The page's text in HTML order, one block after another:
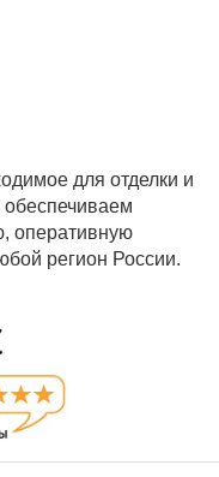
для отделки и
оперативную
регион России.